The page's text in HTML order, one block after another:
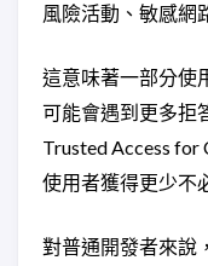
風險活動、敏感網
這意味著一部分使
可能會遇到更多拒
Trusted Access
使用者獲得更少不
對普通開發者來說